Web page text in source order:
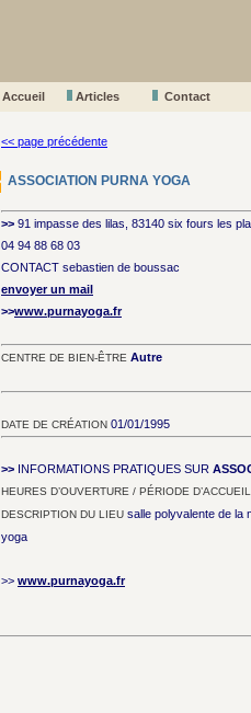
Accueil Articles
Contact
<< page précédente
ASSOCIATION PURNA YOGA
>> 91 impasse des lilas, 83140 six fours les
04 94 88 68 03
CONTACT sebastien de boussac
envoyer un mail
>>www.purnayoga.fr
CENTRE DE BIEN-ÊTRE Autre
DATE DE CRÉATION 01/01/1995
>> INFORMATIONS PRATIQUES SUR
HEURES D’OUVERTURE / PÉRIODE D’ACCUEIL
DESCRIPTION DU LIEU salle polyvalente de la
yoga
>> www.purnayoga.fr